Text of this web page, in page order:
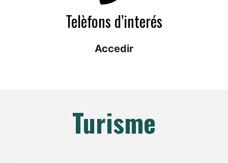
Telèfons d’interés
Accedir
Turisme